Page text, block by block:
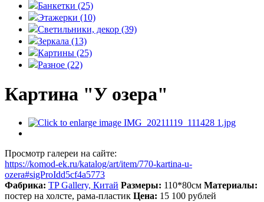
Банкетки (25)
Этажерки (10)
Светильники, декор (39)
Зеркала (13)
Картины (25)
Разное (22)
Картина "У озера"
Просмотр галереи на сайте:
https://komod-ek.ru/katalog/art/item/770-kartina-u-
ozera#sigProIdd5cf4a5773
Фабрика: TP Gallery, Китай Размеры: 110*80см Материалы:
постер на холсте, рама-пластик Цена: 15 100 рублей